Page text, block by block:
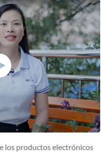
los productos electrónicos